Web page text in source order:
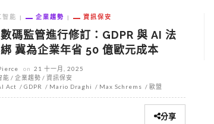
智能 企業趨勢 資訊保安
碼監管進行修訂：GDPR 與 AI 法
冀為企業年省 50 億歐元成本
on 21 十一月, 2025
能
企業趨勢
資訊保安
Act
GDPR Mario Draghi Max Schrems 歐盟
分享